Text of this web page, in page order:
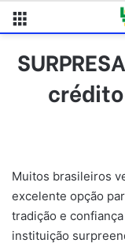
Muitos brasileiros
excelente opção
tradição e
instituição